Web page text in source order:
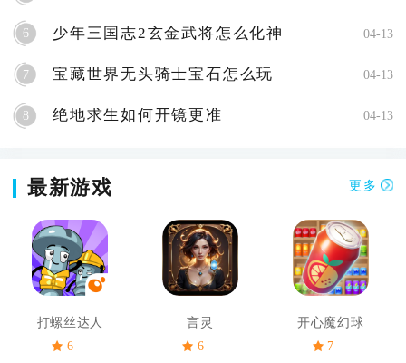
6 少年三国志2玄金武将怎么化神 04-13
7 宝藏世界无头骑士宝石怎么玩 04-13
8 绝地求生如何开镜更准 04-13
最新游戏 更多
打螺丝达人
6
言灵
6
开心魔幻球
7